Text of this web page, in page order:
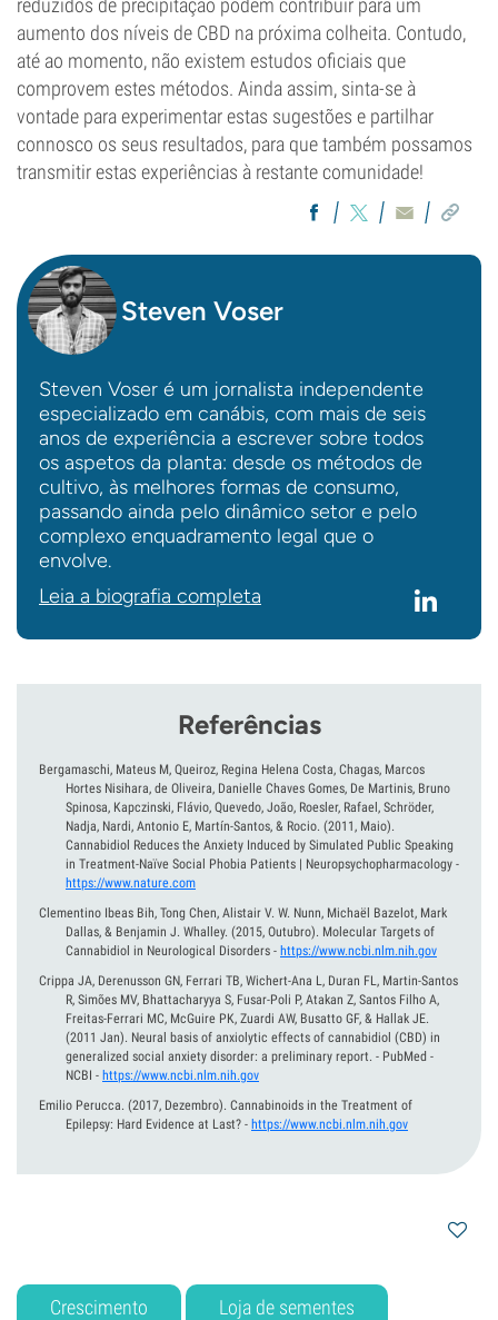
reduzidos de precipitação podem contribuir para um
aumento dos níveis de CBD na próxima colheita. Contudo,
até ao momento, não existem estudos oficiais que
comprovem estes métodos. Ainda assim, sinta-se à
vontade para experimentar estas sugestões e partilhar
connosco os seus resultados, para que também possamos
transmitir estas experiências à restante comunidade!
Steven Voser
Steven Voser é um jornalista independente
especializado em canábis, com mais de seis
anos de experiência a escrever sobre todos
os aspetos da planta: desde os métodos de
cultivo, às melhores formas de consumo,
passando ainda pelo dinâmico setor e pelo
complexo enquadramento legal que o
envolve.
Leia a biografia completa
Referências
Bergamaschi, Mateus M, Queiroz, Regina Helena Costa, Chagas, Marcos
Hortes Nisihara, de Oliveira, Danielle Chaves Gomes, De Martinis, Bruno
Spinosa, Kapczinski, Flávio, Quevedo, João, Roesler, Rafael, Schröder,
Nadja, Nardi, Antonio E, Martín-Santos, & Rocio. (2011, Maio).
Cannabidiol Reduces the Anxiety Induced by Simulated Public Speaking
in Treatment-Naïve Social Phobia Patients | Neuropsychopharmacology -
https://www.nature.com
Clementino Ibeas Bih, Tong Chen, Alistair V. W. Nunn, Michaël Bazelot, Mark
Dallas, & Benjamin J. Whalley. (2015, Outubro). Molecular Targets of
Cannabidiol in Neurological Disorders - https://www.ncbi.nlm.nih.gov
Crippa JA, Derenusson GN, Ferrari TB, Wichert-Ana L, Duran FL, Martin-Santos
R, Simões MV, Bhattacharyya S, Fusar-Poli P, Atakan Z, Santos Filho A,
Freitas-Ferrari MC, McGuire PK, Zuardi AW, Busatto GF, & Hallak JE.
(2011 Jan). Neural basis of anxiolytic effects of cannabidiol (CBD) in
generalized social anxiety disorder: a preliminary report. - PubMed -
NCBI - https://www.ncbi.nlm.nih.gov
Emilio Perucca. (2017, Dezembro). Cannabinoids in the Treatment of
Epilepsy: Hard Evidence at Last? - https://www.ncbi.nlm.nih.gov
Crescimento Loja de sementes